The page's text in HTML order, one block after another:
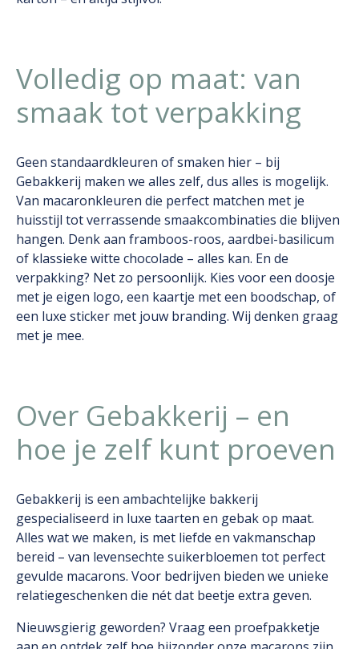
Volledig op maat: van
smaak tot verpakking
Geen standaardkleuren of smaken hier – bij
Gebakkerij maken we alles zelf, dus alles is mogelijk.
Van macaronkleuren die perfect matchen met je
huisstijl tot verrassende smaakcombinaties die blijven
hangen. Denk aan framboos-roos, aardbei-basilicum
of klassieke witte chocolade – alles kan. En de
verpakking? Net zo persoonlijk. Kies voor een doosje
met je eigen logo, een kaartje met een boodschap, of
een luxe sticker met jouw branding. Wij denken graag
met je mee.
Over Gebakkerij – en
hoe je zelf kunt proeven
Gebakkerij is een ambachtelijke bakkerij
gespecialiseerd in luxe taarten en gebak op maat.
Alles wat we maken, is met liefde en vakmanschap
bereid – van levensechte suikerbloemen tot perfect
gevulde macarons. Voor bedrijven bieden we unieke
relatiegeschenken die nét dat beetje extra geven.
Nieuwsgierig geworden? Vraag een proefpakketje